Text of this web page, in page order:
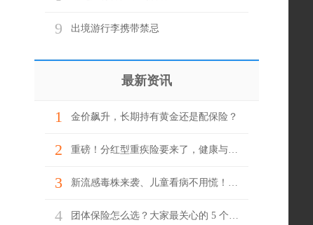
9 出境游行李携带禁忌
最新资讯
1 金价飙升，长期持有黄金还是配保险？
2 重磅！分红型重疾险要来了，健康与财富一举两得？
3 新流感毒株来袭、儿童看病不用慌！门急诊就医它来兜底
4 团体保险怎么选？大家最关心的 5 个问题，一次说清！